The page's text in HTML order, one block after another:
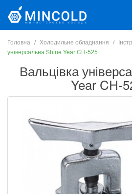
Головна Холодильне обладнання
універсальна Shine Year CH-525
Вальцівка
Year CH-